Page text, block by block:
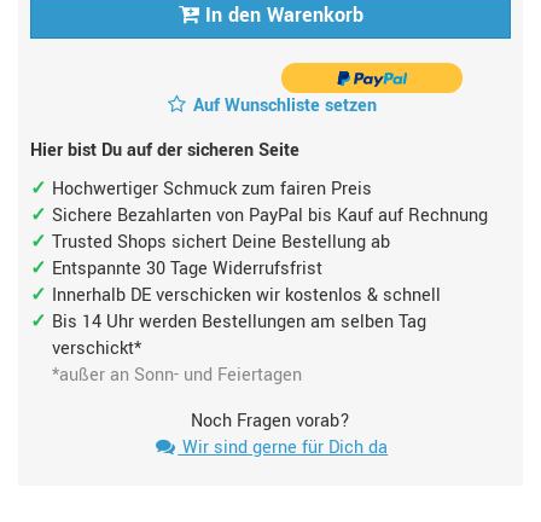
In den Warenkorb
Auf Wunschliste setzen
Hier bist Du auf der sicheren Seite
Hochwertiger Schmuck zum fairen Preis
Sichere Bezahlarten von PayPal bis Kauf auf Rechnung
Trusted Shops sichert Deine Bestellung ab
Entspannte 30 Tage Widerrufsfrist
Innerhalb DE verschicken wir kostenlos & schnell
Bis 14 Uhr werden Bestellungen am selben Tag
verschickt*
*außer an Sonn- und Feiertagen
Noch Fragen vorab?
Wir sind gerne für Dich da